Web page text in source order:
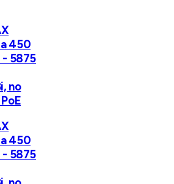
450
- 5875
no
450
- 5875